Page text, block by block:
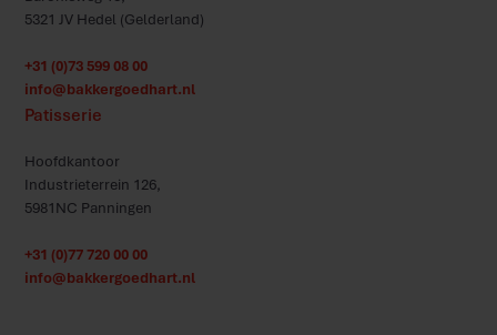
5321 JV Hedel (Gelderland)
+31 (0)73 599 08 00
info@bakkergoedhart.nl
Patisserie
Hoofdkantoor
Industrieterrein 126,
5981NC Panningen
+31 (0)77 720 00 00
info@bakkergoedhart.nl